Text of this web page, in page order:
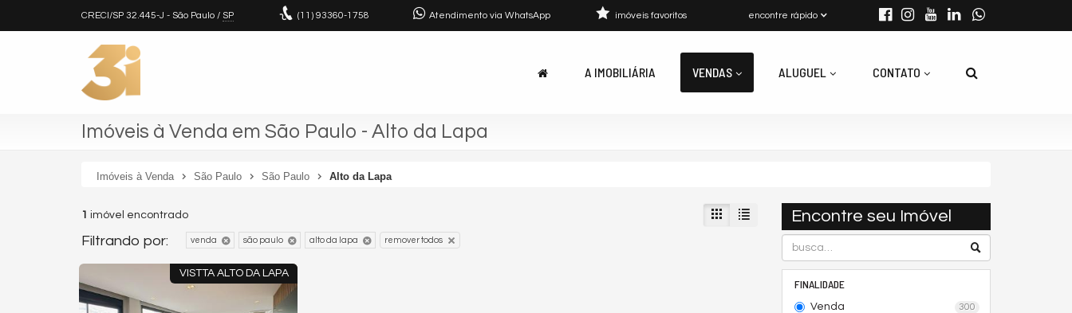
CRECI/SP 32.445-J - São Paulo / SP (11) 93360-1758 Atendimento via WhatsApp encontre rápido
imóveis favoritos
A IMOBILIÁRIA VENDAS ALUGUEL CONTATO
Imóveis à Venda em São Paulo - Alto da Lapa
Imóveis à Venda São Paulo São Paulo Alto da Lapa
Encontre seu Imóvel
FINALIDADE
Venda 300
1 imóvel encontrado
Filtrando por: venda são paulo alto da lapa remover todos
VISTTA ALTO DA LAPA